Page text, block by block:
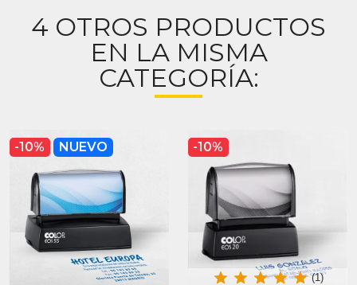
4 OTROS PRODUCTOS
EN LA MISMA
CATEGORÍA:
-10% NUEVO
(1)
-10%